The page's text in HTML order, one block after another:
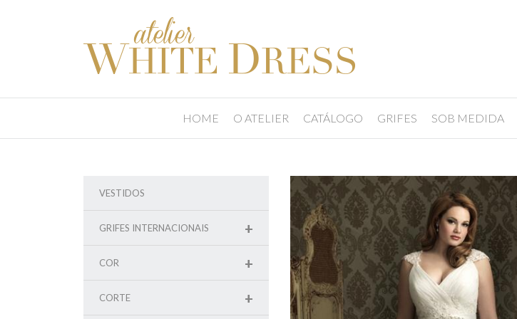
HOME O ATELIER CATÁLOGO GRIFES SOB MEDIDA
VESTIDOS
+
GRIFES INTERNACIONAIS
+
COR
+
CORTE